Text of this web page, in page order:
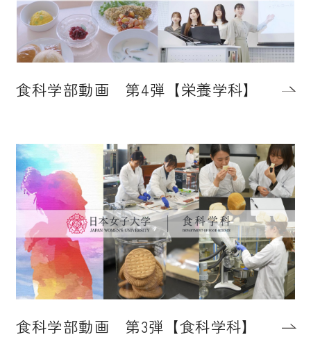
食科学部動画 第4弾【栄養学科】
食科学部動画 第3弾【食科学科】